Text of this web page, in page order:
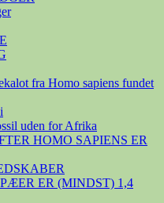
fra Homo sapiens fundet
uden for Afrika
HOMO SAPIENS ER
ER (MINDST) 1,4